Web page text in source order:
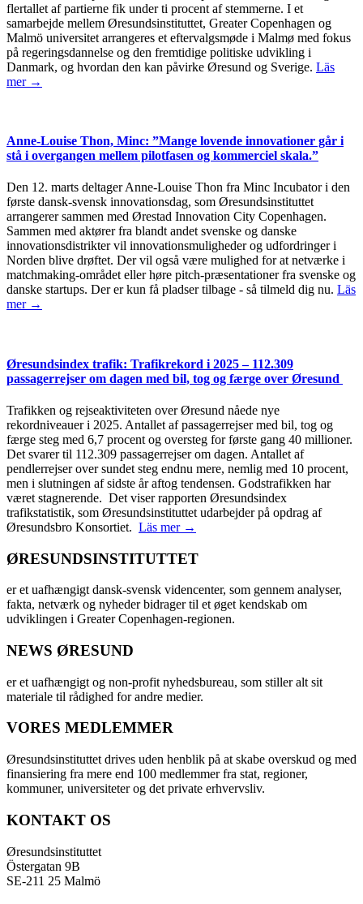
flertallet af partierne fik under ti procent af stemmerne. I et
samarbejde mellem Øresundsinstituttet, Greater Copenhagen og
Malmö universitet arrangeres et eftervalgsmøde i Malmø med fokus
på regeringsdannelse og den fremtidige politiske udvikling i
Danmark, og hvordan den kan påvirke Øresund og Sverige. Läs
mer →
Anne-Louise Thon, Minc: ”Mange lovende innovationer går i
stå i overgangen mellem pilotfasen og kommerciel skala.”
Den 12. marts deltager Anne-Louise Thon fra Minc Incubator i den
første dansk-svensk innovationsdag, som Øresundsinstituttet
arrangerer sammen med Ørestad Innovation City Copenhagen.
Sammen med aktører fra blandt andet svenske og danske
innovationsdistrikter vil innovationsmuligheder og udfordringer i
Norden blive drøftet. Der vil også være mulighed for at netværke i
matchmaking-området eller høre pitch-præsentationer fra svenske og
danske startups. Der er kun få pladser tilbage - så tilmeld dig nu. Läs
mer →
Øresundsindex trafik: Trafikrekord i 2025 – 112.309
passagerrejser om dagen med bil, tog og færge over Øresund
Trafikken og rejseaktiviteten over Øresund nåede nye
rekordniveauer i 2025. Antallet af passagerrejser med bil, tog og
færge steg med 6,7 procent og oversteg for første gang 40 millioner.
Det svarer til 112.309 passagerrejser om dagen. Antallet af
pendlerrejser over sundet steg endnu mere, nemlig med 10 procent,
men i slutningen af sidste år aftog tendensen. Godstrafikken har
været stagnerende. Det viser rapporten Øresundsindex
trafikstatistik, som Øresundsinstituttet udarbejder på opdrag af
Øresundsbro Konsortiet. Läs mer →
ØRESUNDSINSTITUTTET
er et uafhængigt dansk-svensk videncenter, som gennem analyser,
fakta, netværk og nyheder bidrager til et øget kendskab om
udviklingen i Greater Copenhagen-regionen.
NEWS ØRESUND
er et uafhængigt og non-profit nyhedsbureau, som stiller alt sit
materiale til rådighed for andre medier.
VORES MEDLEMMER
Øresundsinstituttet drives uden henblik på at skabe overskud og med
finansiering fra mere end 100 medlemmer fra stat, regioner,
kommuner, universiteter og det private erhvervsliv.
KONTAKT OS
Øresundsinstituttet
Östergatan 9B
SE-211 25 Malmö